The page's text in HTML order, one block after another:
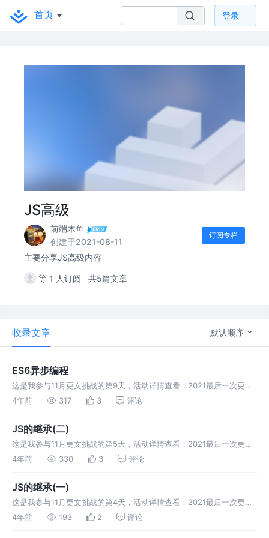
首页 登录
JS高级
前端木鱼
创建于2021-08-11
订阅专栏
主要分享JS高级内容
等 1 人订阅 共5篇文章
收录文章 默认顺序
ES6异步编程
这是我参与11月更文挑战的第9天，活动详情查看：2021最后一次更文
挑战 对JS中同步和异步的学习和总结
4年前 317 3 评论
JS的继承(二)
这是我参与11月更文挑战的第5天，活动详情查看：2021最后一次更文
挑战 在网课上学习内容的总结，希望多多交流支持！
4年前 330 3 评论
JS的继承(一)
这是我参与11月更文挑战的第4天，活动详情查看：2021最后一次更文
挑战 在网课上学习内容的总结，希望多多交流支持！
4年前 193 2 评论